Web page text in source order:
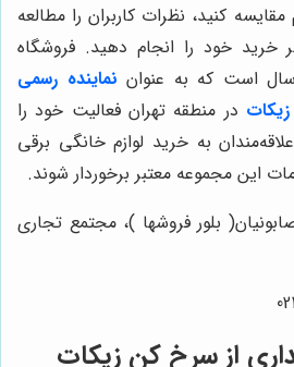
کنید، نظرات کاربران را مطالعه
خرید خود را انجام دهید. فروشگاه
است که به عنوان نماینده رسمی
در منطقه تهران فعالیت خود را
به خرید لوازم خانگی برقی
این مجموعه معتبر برخوردار شوند.
بلور فروشها )، مجتمع تجاری
از سرخ کن زیکات